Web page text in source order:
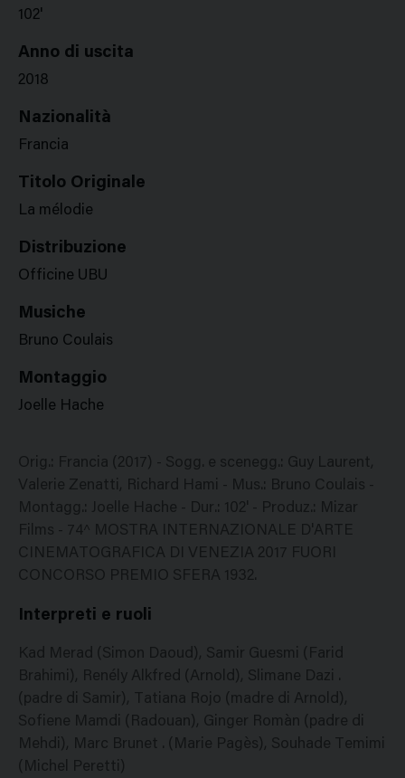
102'
Anno di uscita
2018
Nazionalità
Francia
Titolo Originale
La mélodie
Distribuzione
Officine UBU
Musiche
Bruno Coulais
Montaggio
Joelle Hache
Orig.: Francia (2017) - Sogg. e scenegg.: Guy Laurent,
Valerie Zenatti, Richard Hami - Mus.: Bruno Coulais -
Montagg.: Joelle Hache - Dur.: 102' - Produz.: Mizar
Films - 74^ MOSTRA INTERNAZIONALE D'ARTE
CINEMATOGRAFICA DI VENEZIA 2017 FUORI
CONCORSO PREMIO SFERA 1932.
Interpreti e ruoli
Kad Merad (Simon Daoud), Samir Guesmi (Farid
Brahimi), Renély Alkfred (Arnold), Slimane Dazi .
(padre di Samir), Tatiana Rojo (madre di Arnold),
Sofiene Mamdi (Radouan), Ginger Romàn (padre di
Mehdi), Marc Brunet . (Marie Pagès), Souhade Temimi
(Michel Peretti)